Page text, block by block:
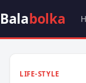
Balabolka
LIFE-STYLE